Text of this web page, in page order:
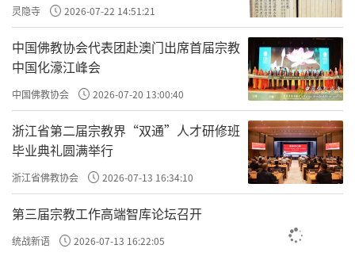
手不小心被刀割伤，你的大脑会立刻指挥另一
只手去按住伤口，不会去计较“那是手的问
题，不关我的事”。
这样说起来，“利乐有情”应该是非常高尚甚
至遥不可及的事情，其实真正践行起来，并不
要求每个人都必须做出惊天动地的大事。它体
现在日常生活的方方面面：
在行为（身业）上：遵守基本的道德规范（不
灵隐寺 2026-07-22 14:51:21
中国佛教协会代表团赴澳门出席首届宗教
中国化濠江峰会
中国佛教协会 2026-07-20 13:00:40
浙江省第二届宗教界“双通”人才研修班
毕业典礼圆满举行
浙江省佛教协会 2026-07-13 16:34:10
第三届宗教工作高端智库论坛召开
统战新语 2026-07-13 16:22:05